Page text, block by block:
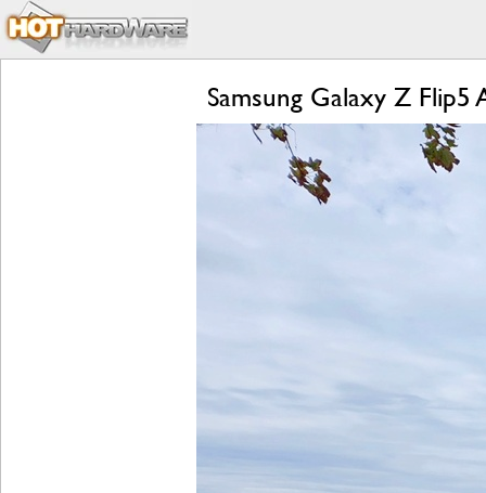
Samsung Galaxy Z Flip5